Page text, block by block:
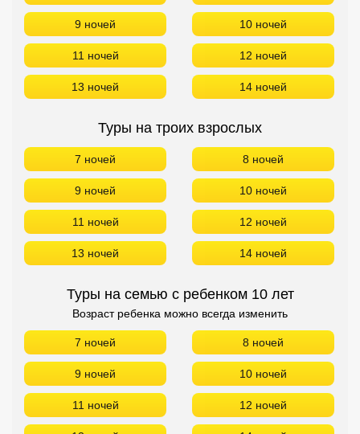
9 ночей 10 ночей
11 ночей 12 ночей
13 ночей 14 ночей
Туры на троих взрослых
7 ночей 8 ночей
9 ночей 10 ночей
11 ночей 12 ночей
13 ночей 14 ночей
Туры на семью с ребенком 10 лет
Возраст ребенка можно всегда изменить
7 ночей 8 ночей
9 ночей 10 ночей
11 ночей 12 ночей